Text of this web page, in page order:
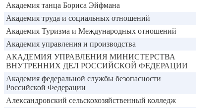
Академия танца Бориса Эйфмана
Академия труда и социальных отношений
Академия Туризма и Международных отношений
Академия управления и производства
АКАДЕМИЯ УПРАВЛЕНИЯ МИНИСТЕРСТВА
ВНУТРЕННИХ ДЕЛ РОССИЙСКОЙ ФЕДЕРАЦИИ
Академия федеральной службы безопасности
Российской Федерации
Александровский сельскохозяйственный колледж